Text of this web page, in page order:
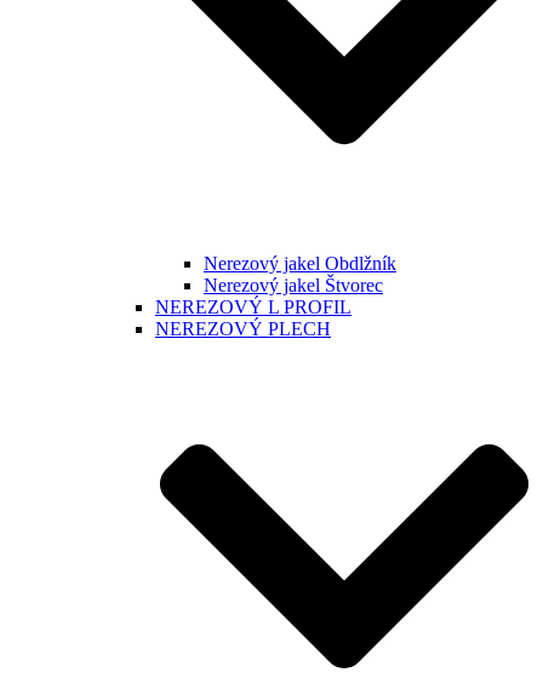
Nerezový jakel Obdlžník
Nerezový jakel Štvorec
NEREZOVÝ L PROFIL
NEREZOVÝ PLECH